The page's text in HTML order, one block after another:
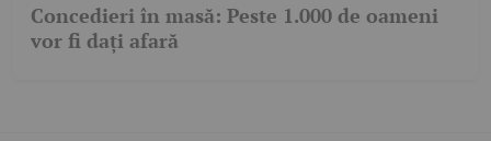
Concedieri în masă: Peste 1.000 de oameni
vor fi dați afară